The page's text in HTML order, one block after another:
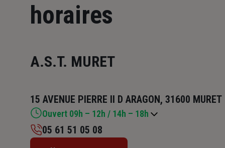
horaires
A.S.T. MURET
15 AVENUE PIERRE II D ARAGON, 31600 MURET
Ouvert 09h – 12h / 14h – 18h
05 61 51 05 08